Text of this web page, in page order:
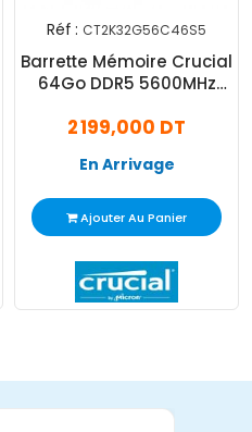
Réf : CT2K32G56C46S5
Barrette Mémoire Crucial
64Go DDR5 5600MHz
2 199,000 DT
En Arrivage
Ajouter Au Panier